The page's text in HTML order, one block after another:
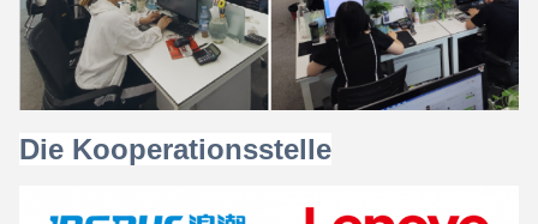
Die Kooperationsstelle